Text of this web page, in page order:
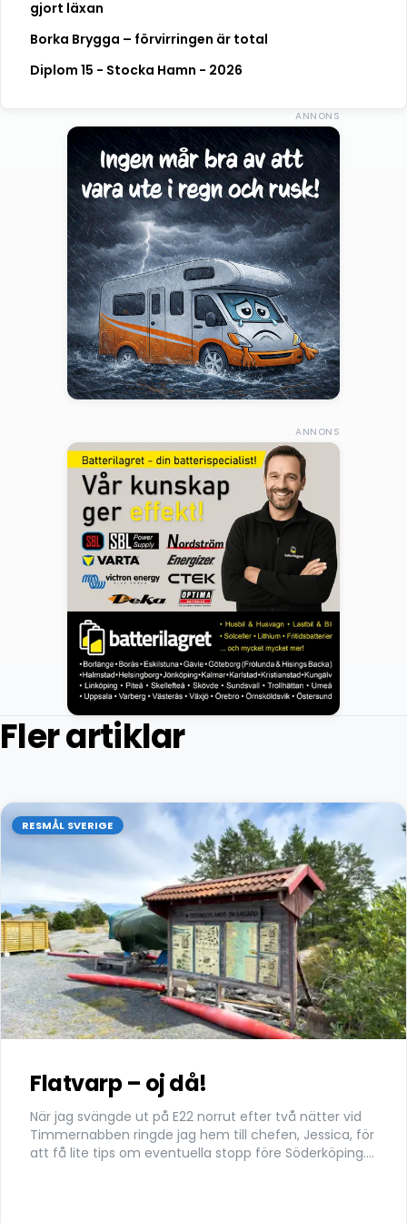
gjort läxan
Borka Brygga – förvirringen är total
Diplom 15 - Stocka Hamn - 2026
ANNONS
ANNONS
Fler artiklar
RESMÅL SVERIGE
Flatvarp – oj då!
När jag svängde ut på E22 norrut efter två nätter vid
Timmernabben ringde jag hem till chefen, Jessica, för
att få lite tips om eventuella stopp före Söderköping.